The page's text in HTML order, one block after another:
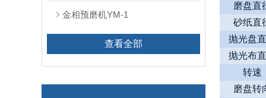
金相预磨机YM-1
查看全部
磨盘直
砂纸直
抛光盘
抛光布
转速
磨盘转